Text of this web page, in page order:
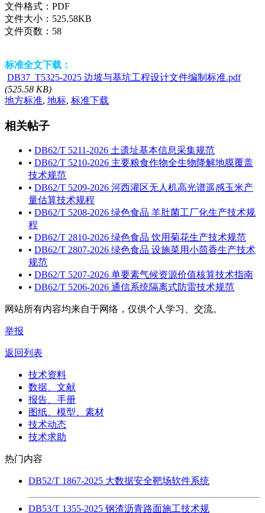
文件格式： PDF
文件大小： 525.58KB
文件页数： 58
标准全文下载：
DB37_T5325-2025 边坡与基坑工程设计文件编制标准.pdf
(525.58 KB)
地方标准, 地标, 标准下载
相关帖子
• DB62/T 5211-2026 土遗址基本信息采集规范
• DB62/T 5210-2026 主要粮食作物全生物降解地膜覆盖
技术规范
• DB62/T 5209-2026 河西灌区无人机高光谱遥感玉米产
量估算技术规程
• DB62/T 5208-2026 绿色食品 羊肚菌工厂化生产技术规
程
• DB62/T 2810-2026 绿色食品 饮用菊花生产技术规范
• DB62/T 2807-2026 绿色食品 设施菜用小茴香生产技术
规范
• DB62/T 5207-2026 单要素气候资源价值核算技术指南
• DB62/T 5206-2026 通信系统隔离式防雷技术规范
网站所有内容均来自于网络，仅供个人学习、交流。
举报
返回列表
技术资料
数据、文献
报告、手册
图纸、模型、素材
技术动态
技术求助
热门内容
DB52/T 1867-2025 大数据安全靶场软件系统
DB53/T 1355-2025 钢渣沥青路面施工技术规